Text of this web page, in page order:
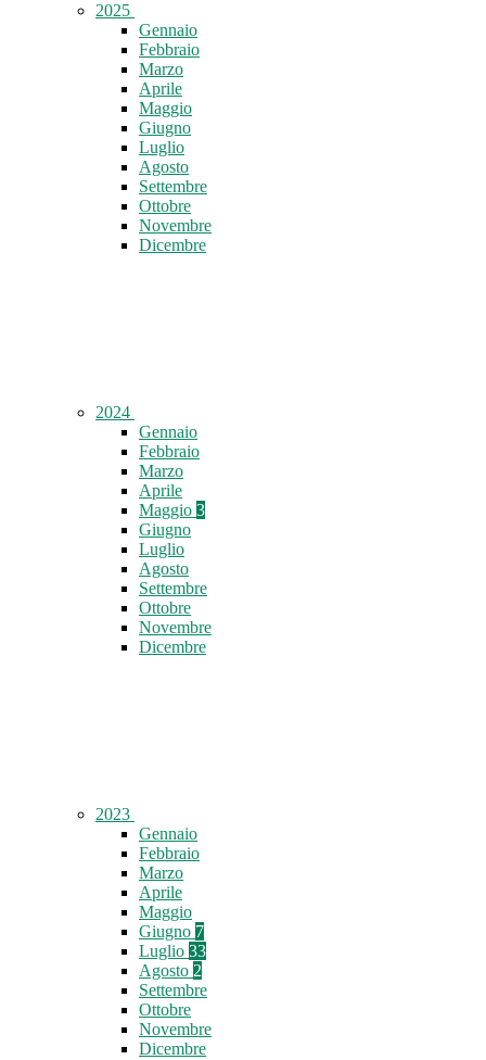
2025
Gennaio
Febbraio
Marzo
Aprile
Maggio
Giugno
Luglio
Agosto
Settembre
Ottobre
Novembre
Dicembre
2024
Gennaio
Febbraio
Marzo
Aprile
Maggio 3
Giugno
Luglio
Agosto
Settembre
Ottobre
Novembre
Dicembre
2023
Gennaio
Febbraio
Marzo
Aprile
Maggio
Giugno 7
Luglio 33
Agosto 2
Settembre
Ottobre
Novembre
Dicembre